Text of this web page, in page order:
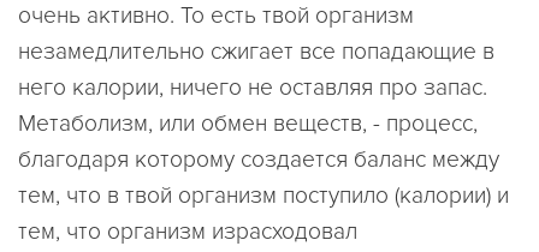
очень активно. То есть твой организм
незамедлительно сжигает все попадающие в
него калории, ничего не оставляя про запас.
Метаболизм, или обмен веществ, - процесс,
благодаря которому создается баланс между
тем, что в твой организм поступило (калории) и
тем, что организм израсходовал